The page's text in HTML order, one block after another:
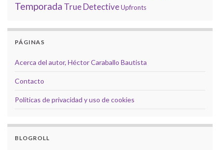
Temporada True DetectiveUpfronts
PÁGINAS
Acerca del autor, Héctor Caraballo Bautista
Contacto
Políticas de privacidad y uso de cookies
BLOGROLL